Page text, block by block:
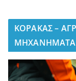
ΚΟΡΑΚΑΣ –
ΜΗΧΑΝΗΜΑΤΑ